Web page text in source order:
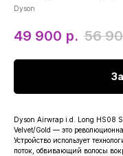
Dyson
49 900 р. 56
Dyson Airwrap i.d. Long HS08
Velvet/Gold — это
Устройство использует
поток, обвивающий волосы